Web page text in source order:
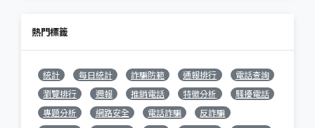
熱門標籤
統計 每日統計 詐騙防範 通報排行
電話查詢
瀏覽排行
週報 推銷電話 特徵分析
騷擾電話
專題分析
網路安全 電話詐騙
反詐騙